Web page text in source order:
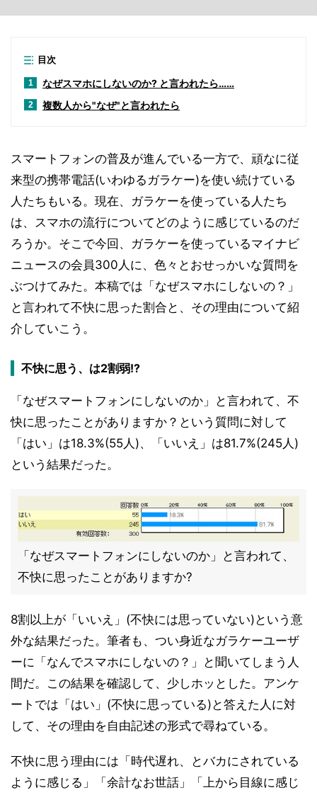
目次
1 なぜスマホにしないのか? と言われたら……
2 複数人から"なぜ"と言われたら
スマートフォンの普及が進んでいる一方で、頑なに従
来型の携帯電話(いわゆるガラケー)を使い続けている
人たちもいる。現在、ガラケーを使っている人たち
は、スマホの流行についてどのように感じているのだ
ろうか。そこで今回、ガラケーを使っているマイナビ
ニュースの会員300人に、色々とおせっかいな質問を
ぶつけてみた。本稿では「なぜスマホにしないの？」
と言われて不快に思った割合と、その理由について紹
介していこう。
不快に思う、は2割弱!?
「なぜスマートフォンにしないのか」と言われて、不
快に思ったことがありますか？という質問に対して
「はい」は18.3%(55人)、「いいえ」は81.7%(245人)
という結果だった。
「なぜスマートフォンにしないのか」と言われて、
不快に思ったことがありますか?
8割以上が「いいえ」(不快には思っていない)という意
外な結果だった。筆者も、つい身近なガラケーユーザ
ーに「なんでスマホにしないの？」と聞いてしまう人
間だ。この結果を確認して、少しホッとした。アンケ
ートでは「はい」(不快に思っている)と答えた人に対
して、その理由を自由記述の形式で尋ねている。
不快に思う理由には「時代遅れ、とバカにされている
ように感じる」「余計なお世話」「上から目線に感じ